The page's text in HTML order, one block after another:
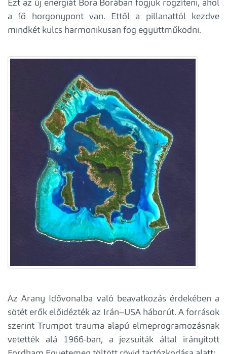
Ezt az új energiát Bora Borában fogjuk rögzíteni, ahol
a fő horgonypont van. Ettől a pillanattól kezdve
mindkét kulcs harmonikusan fog együttműködni.
Az Arany Idővonalba való beavatkozás érdekében a
sötét erők előidézték az Irán–USA háborút. A források
szerint Trumpot trauma alapú elmeprogramozásnak
vetették alá 1966-ban, a jezsuiták által irányított